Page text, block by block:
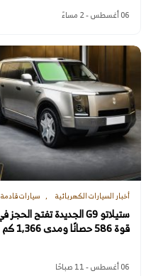
06 أغسطس - 2 مساءً
أخبار السيارات الكهربائية سيارات قادمة
قوة 586 حصانًا ومدى 1,366 كم
06 أغسطس - 11 صباحًا